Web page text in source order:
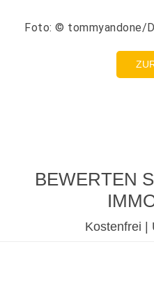
Foto: © tommyandone/
BEWERTEN
Kostenfrei |